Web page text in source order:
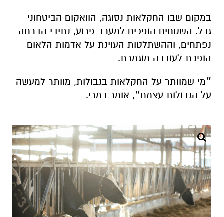
במקום שבו החקלאות נסוגה, הוואקום הביטחוני
גדל. השטחים הופכים למערב פרוע, נתיבי הברחה
נפתחים, וההשתלטות העוינת על אדמות הלאום
הופכת לעובדה מוגמרת.
״מי שמוותר על החקלאות בגבולות, מוותר למעשה
על הגבולות עצמם״, אומר דמרי.